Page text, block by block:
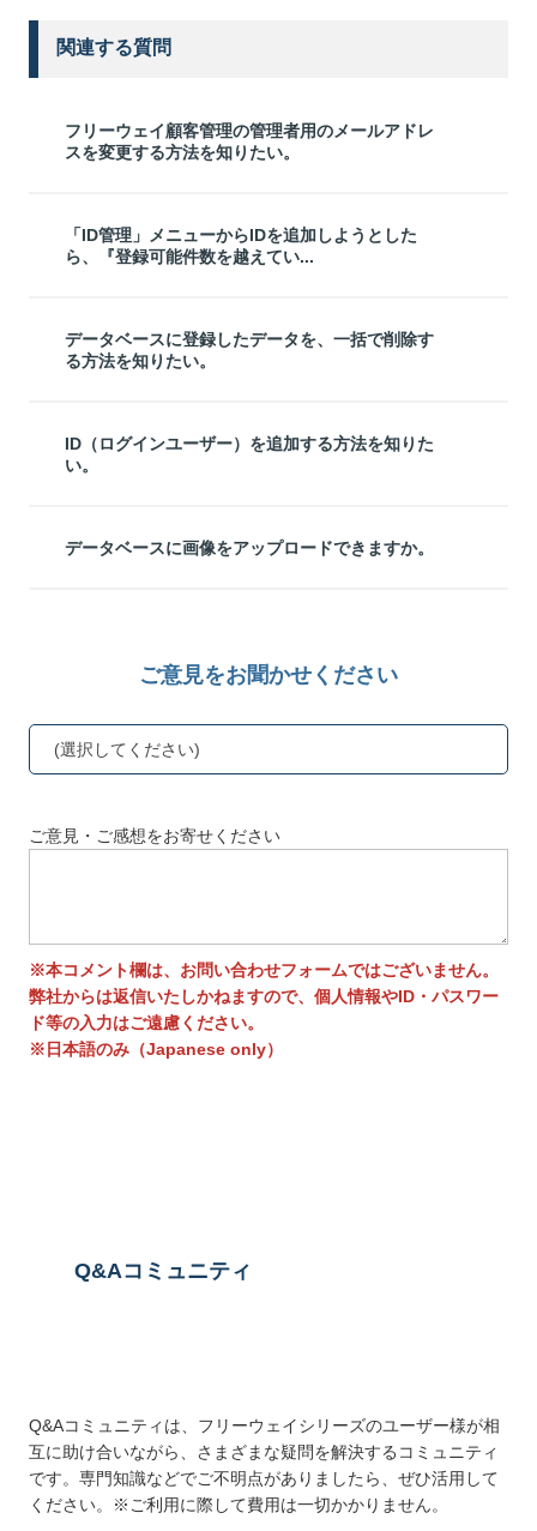
関連する質問
フリーウェイ顧客管理の管理者用のメールアドレ
スを変更する方法を知りたい。
「ID管理」メニューからIDを追加しようとした
ら、『登録可能件数を越えてい...
データベースに登録したデータを、一括で削除す
る方法を知りたい。
ID（ログインユーザー）を追加する方法を知りた
い。
データベースに画像をアップロードできますか。
ご意見をお聞かせください
(選択してください)
ご意見・ご感想をお寄せください
※本コメント欄は、お問い合わせフォームではございません。
弊社からは返信いたしかねますので、個人情報やID・パスワー
ド等の入力はご遠慮ください。
※日本語のみ（Japanese only）
Q&Aコミュニティ
Q&Aコミュニティは、フリーウェイシリーズのユーザー様が相
互に助け合いながら、さまざまな疑問を解決するコミュニティ
です。専門知識などでご不明点がありましたら、ぜひ活用して
ください。※ご利用に際して費用は一切かかりません。